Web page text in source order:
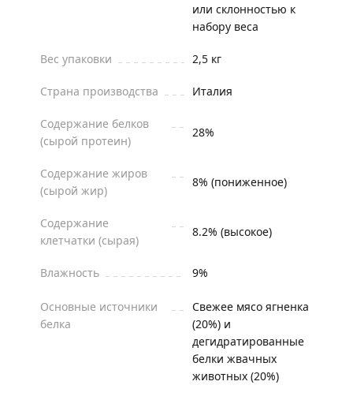
или склонностью к
набору веса
Вес упаковки 2,5 кг
Страна производства Италия
Содержание белков
(сырой протеин)
28%
Содержание жиров
(сырой жир)
8% (пониженное)
Содержание
клетчатки (сырая)
8.2% (высокое)
Влажность 9%
Основные источники
белка
Свежее мясо ягненка
(20%) и
дегидратированные
белки жвачных
животных (20%)